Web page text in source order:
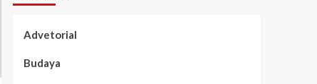
Advetorial
Budaya